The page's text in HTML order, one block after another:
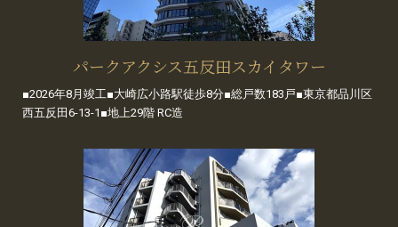
パークアクシス五反田スカイタワー
■2026年8月竣工■大崎広小路駅徒歩8分■総戸数183戸■東京都品川区
西五反田6-13-1■地上29階 RC造